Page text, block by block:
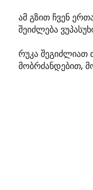
ამ გზით ჩვენ
შეიძლება
რუკა
მობრძანდებით,